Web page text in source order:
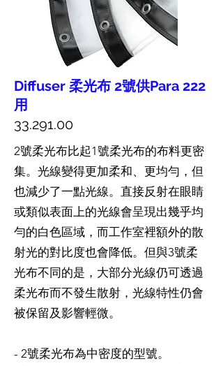
Diffuser 柔光布 2號供Para 222
用
33.291.00
2號柔光布比起1號柔光布的布料更密
集。光線變得更加柔和、更均勻，但
也減少了一點光線。直接反射在眼睛
或類似表面上的光線會呈現出幾乎均
勻的白色區域，而工作室裡額外的散
射光的對比度也會降低。但與3號柔
光布不同的是，大部分光線仍可透過
柔光布而不發生散射，光線特性仍會
被保留及影響輕微。
- 2號柔光布為中密度的型號。